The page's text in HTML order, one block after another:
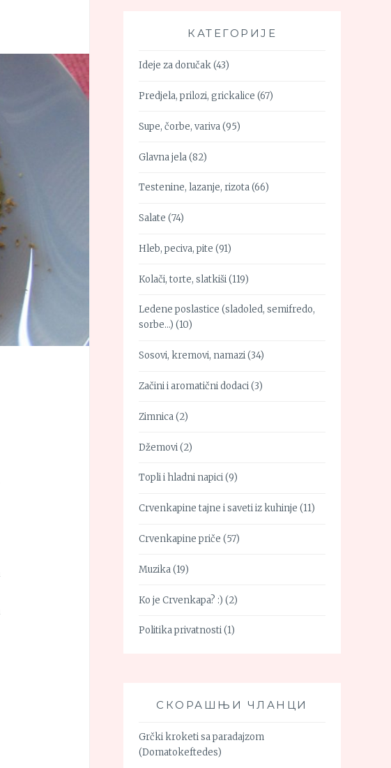
КАТЕГОРИЈЕ
Ideje za doručak(43)
Predjela, prilozi, grickalice (67)
Supe, čorbe, variva(95)
Glavna jela(82)
Testenine, lazanje, rizota(66)
Salate (74)
Hleb, peciva, pite (91)
Kolači, torte, slatkiši(119)
Ledene poslastice (sladoled, semifredo,
sorbe…) (10)
Sosovi, kremovi, namazi(34)
Začini i aromatični dodaci(3)
Zimnica(2)
Džemovi(2)
Topli i hladni napici(9)
Crvenkapine tajne i saveti iz kuhinje (11)
Crvenkapine priče (57)
Muzika(19)
Ko je Crvenkapa? :) (2)
Politika privatnosti(1)
СКОРАШЊИ ЧЛАНЦИ
Grčki kroketi sa paradajzom
(Domatokeftedes)